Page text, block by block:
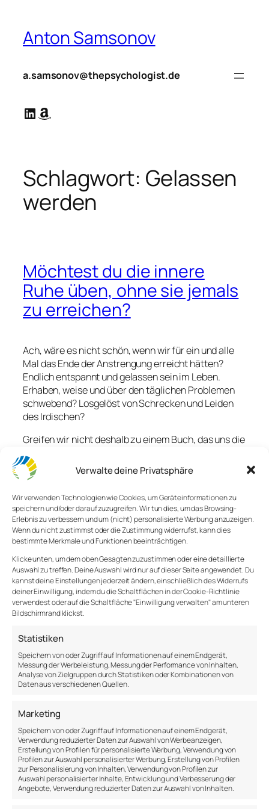
Verwalte deine Privatsphäre
Wir verwenden Technologien wie Cookies, um Geräteinformationen zu
speichern und/oder darauf zuzugreifen. Wir tun dies, um das Browsing-
Erlebnis zu verbessern und um (nicht) personalisierte Werbung anzuzeigen.
Wenn du nicht zustimmst oder die Zustimmung widerrufst, kann dies
bestimmte Merkmale und Funktionen beeinträchtigen.
Klicke unten, um dem oben Gesagten zuzustimmen oder eine detaillierte
Auswahl zu treffen. Deine Auswahl wird nur auf dieser Seite angewendet. Du
kannst deine Einstellungen jederzeit ändern, einschließlich des Widerrufs
deiner Einwilligung, indem du die Schaltflächen in der Cookie-Richtlinie
verwendest oder auf die Schaltfläche "Einwilligung verwalten" am unteren
Bildschirmrand klickst.
Statistiken
Speichern von oder Zugriff auf Informationen auf einem Endgerät,
Messung der Werbeleistung, Messung der Performance von Inhalten,
Analyse von Zielgruppen durch Statistiken oder Kombinationen von
Daten aus verschiedenen Quellen.
Marketing
Speichern von oder Zugriff auf Informationen auf einem Endgerät,
Verwendung reduzierter Daten zur Auswahl von Werbeanzeigen,
Erstellung von Profilen für personalisierte Werbung, Verwendung von
Profilen zur Auswahl personalisierter Werbung, Erstellung von Profilen
zur Personalisierung von Inhalten, Verwendung von Profilen zur
Auswahl personalisierter Inhalte, Entwicklung und Verbesserung der
Angebote, Verwendung reduzierter Daten zur Auswahl von Inhalten.
springen
Anton Samsonov
a.samsonov@thepsychologist.de
LinkedIn
Amazon
Schlagwort: Gelassen
werden
Möchtest du die innere
Ruhe üben, ohne sie jemals
zu erreichen?
Ach, wäre es nicht schön, wenn wir für ein und alle
Mal das Ende der Anstrengung erreicht hätten?
Endlich entspannt und gelassen sein im Leben.
Erhaben, weise und über den täglichen Problemen
schwebend? Losgelöst von Schrecken und Leiden
des Irdischen?
Greifen wir nicht deshalb zu einem Buch, das uns die
Hoffnung gibt, sich zu verändern? Suchen wir nicht
deshalb das Gespräch? Um es besser zu machen
und zu denjenigen dazu zu stoßen, die es geschafft
haben? Zu den Erleuchteten, Weisen, Gelassenen
dieser Welt, die mit einer Tasse in der Hand zuhause
zufrieden sitzen, ohne irgendwohin zu eilen?
Ach, ist das nicht eine schöne Vorstellung, der wir da
hinterherträumen? Eine zauberhafte Illusion, der wir
genauso glauben, wie der Idee, dass der
Weihnachtsmann uns Geschenke bringt? Nicht die
normalen Eltern in unserem normalen Zuhause,
sondern eine besondere Figur aus den Weiten der
Eine tolle Vorstellung. Ein zauberhafter Traum, der
sich in viele Bereiche unseres Lebens hineinkopiert
hat. Wir glauben daran, dass wir eines Tages
endgültig entspannt und gelassen sind. Frei von den
Eines Tages, da wird es passieren.
Oder auch nicht.
Wir üben uns in Ruhe und am nächsten Tag ereilt uns
die Hetze. Und plötzlich rasen wir zu einem anderen
Ort und sind ungeduldig. Hoffen wieder auf das